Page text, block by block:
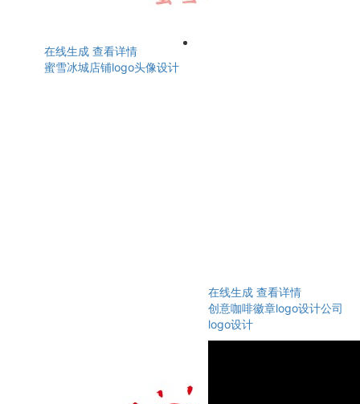
在线生成 查看详情
蜜雪冰城店铺logo头像设计
在线生成 查看详情
创意咖啡徽章logo设计公司
logo设计